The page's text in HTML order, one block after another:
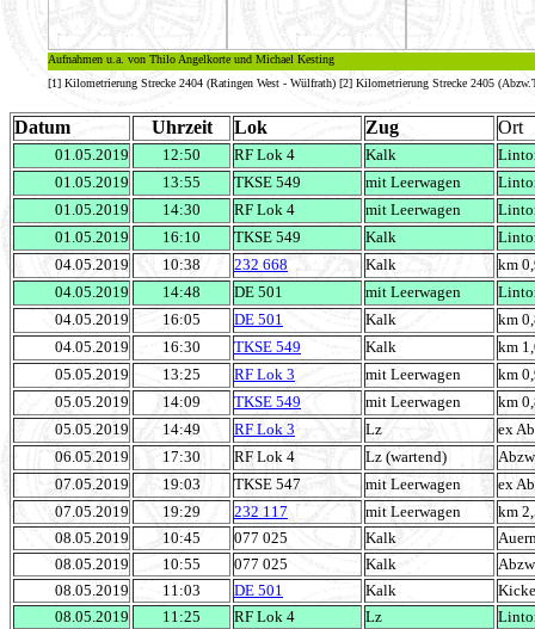
Aufnahmen u.a. von Thilo Angelkorte und Michael Kesting
[1] Kilometrierung Strecke 2404 (Ratingen West - Wülfrath) [2] Kilometrierung Strecke 2405
Datum Uhrzeit Lok Zug Ort
01.05.2019 12:50 RF Lok 4 Kalk
01.05.2019
13:55 TKSE 549 mit Leerwagen
01.05.2019
14:30 RF Lok 4 mit Leerwagen
01.05.2019
16:10 TKSE 549 Kalk
04.05.2019
10:38 232 668 Kalk
km
04.05.2019
14:48 DE 501 mit Leerwagen
04.05.2019
16:05 DE 501 Kalk
km
04.05.2019
16:30 TKSE 549 Kalk
km
05.05.2019
13:25 RF Lok 3 mit Leerwagen
km
05.05.2019
14:09 TKSE 549 mit Leerwagen
km
05.05.2019
14:49 RF Lok 3 Lz
ex
06.05.2019
17:30 RF Lok 4 Lz (wartend)
07.05.2019
19:03 TKSE 547 mit Leerwagen
ex
07.05.2019
19:29 232 117 mit Leerwagen
km
08.05.2019
10:45 077 025 Kalk
08.05.2019
10:55 077 025 Kalk
08.05.2019
11:03 DE 501 Kalk
08.05.2019
11:25 RF Lok 4 Lz